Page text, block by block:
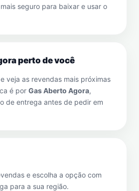
seguro para baixar e usar o
perto de você
veja as revendas mais próximas
é por Gas Aberto Agora,
de entrega antes de pedir em
e escolha a opção com
para a sua região.